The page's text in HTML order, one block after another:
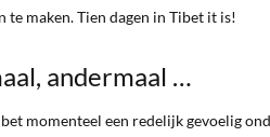
te maken. Tien dagen in Tibet it is!
andermaal …
momenteel een redelijk gevoelig